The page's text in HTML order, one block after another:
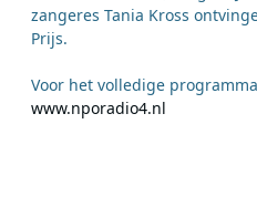
zangeres Tania Kross
Prijs.
Voor het volledige
www.nporadio4.nl